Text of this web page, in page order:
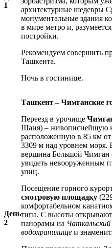
1
архитектурные шедевры
монументальные здания
в мире метро и,
постройки.
Рекомендуем совершить
Ташкента.
Ночь в гостинице.
День
2
Ташкент – Чимганские
Переезд в урочище
Шаня) – живописнейшую
расположенную в 85 км
3309 м над уровнем моря.
вершина Большой
увидеть невооруженным
улиц.
Посещение горного
смотровую площадку
комфортабельном
типа. С высоты
панорамы на Чаткальский
водохранилище и